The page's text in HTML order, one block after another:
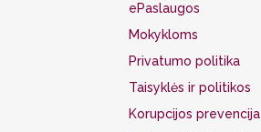
ePaslaugos
Mokykloms
Privatumo politika
Taisyklės ir politikos
Korupcijos prevencija